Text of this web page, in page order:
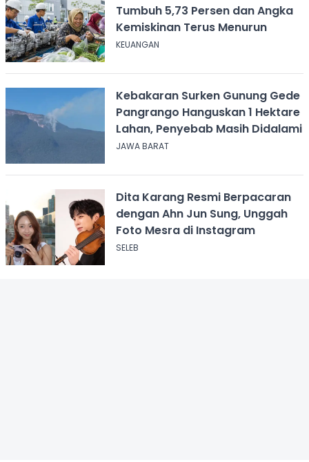
Tumbuh 5,73 Persen dan Angka
Kemiskinan Terus Menurun
KEUANGAN
Kebakaran Surken Gunung Gede
Pangrango Hanguskan 1 Hektare
Lahan, Penyebab Masih Didalami
JAWA BARAT
Dita Karang Resmi Berpacaran
dengan Ahn Jun Sung, Unggah
Foto Mesra di Instagram
SELEB